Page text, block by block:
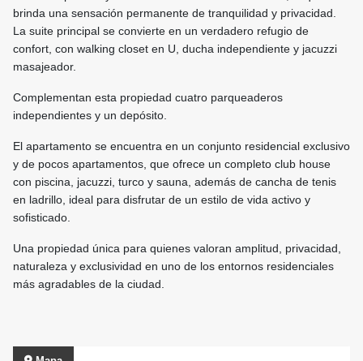
brinda una sensación permanente de tranquilidad y privacidad.
La suite principal se convierte en un verdadero refugio de
confort, con walking closet en U, ducha independiente y jacuzzi
masajeador.
Complementan esta propiedad cuatro parqueaderos
independientes y un depósito.
El apartamento se encuentra en un conjunto residencial exclusivo
y de pocos apartamentos, que ofrece un completo club house
con piscina, jacuzzi, turco y sauna, además de cancha de tenis
en ladrillo, ideal para disfrutar de un estilo de vida activo y
sofisticado.
Una propiedad única para quienes valoran amplitud, privacidad,
naturaleza y exclusividad en uno de los entornos residenciales
más agradables de la ciudad.